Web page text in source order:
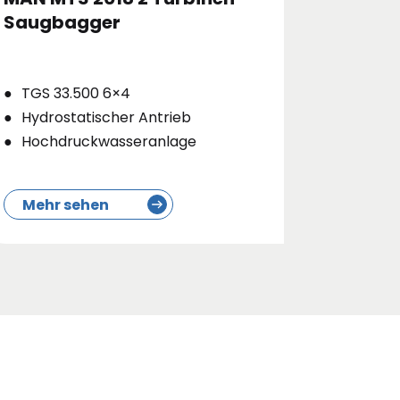
Saugbagger
TGS 33.500 6×4
Hydrostatischer Antrieb
Hochdruckwasseranlage
Mehr sehen